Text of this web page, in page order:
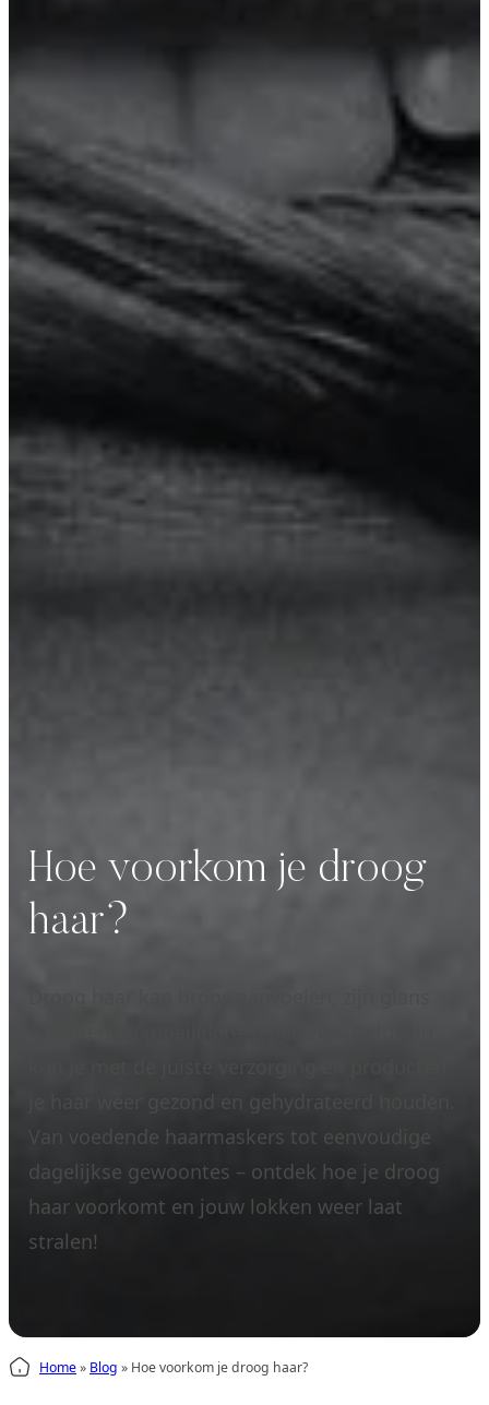
Hoe voorkom je droog
haar?
Van voedende haarmaskers tot eenvoudige
dagelijkse gewoontes – ontdek hoe je droog
haar voorkomt en jouw lokken weer laat
stralen!
Home» Blog » Hoe voorkom je droog haar?